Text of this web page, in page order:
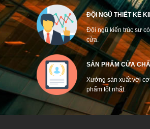
ĐỘI NGŨ THIẾT KẾ
Đội ngũ kiến trúc sư
cửa.
SẢN PHẨM CỬA
Xưởng sản xuất với
phẩm tốt nhất.